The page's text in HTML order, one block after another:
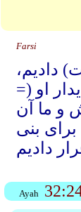
Farsi
دادیم،
او (=
و ما آن
بنی
Ayah